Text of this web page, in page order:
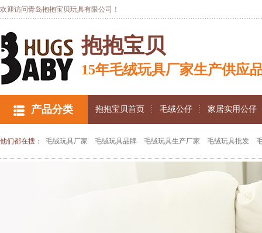
欢迎访问青岛抱抱宝贝玩具有限公司！
抱抱宝贝
15年毛绒玩具厂家生产供应
产品分类 抱抱宝贝首页 毛绒公仔 家居实用公仔
他们都在搜： 毛绒玩具厂家 毛绒玩具品牌 毛绒玩具生产厂家 毛绒玩具批发